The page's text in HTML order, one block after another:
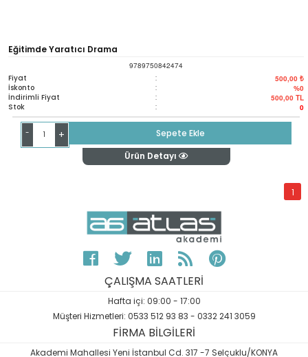
Eğitimde Yaratıcı Drama
9789750842474
Fiyat : 500,00 ₺
İskonto : %0
İndirimli Fiyat : 500,00 TL
Stok : 0
- +
Sepete Ekle
Ürün Detayı
1
ÇALIŞMA SAATLERİ
Hafta içi: 09:00 - 17:00
Müşteri Hizmetleri: 0533 512 93 83 - 0332 241 3059
FİRMA BİLGİLERİ
Akademi Mahallesi Yeni İstanbul Cd. 317 -7 Selçuklu/KONYA